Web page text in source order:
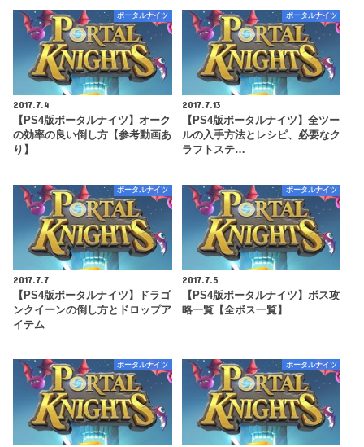
ポータルナイツ
2017.7.4
【PS4版ポータルナイツ】オーク
の効率の良い倒し方【参考動画あ
り】
ポータルナイツ
2017.7.13
【PS4版ポータルナイツ】全ツー
ルの入手方法とレシピ、必要なク
ラフトステ…
ポータルナイツ
2017.7.7
【PS4版ポータルナイツ】ドラゴ
ンクイーンの倒し方とドロップア
イテム
ポータルナイツ
2017.7.5
【PS4版ポータルナイツ】ボス攻
略一覧【全ボス一覧】
ポータルナイツ ポータルナイツ